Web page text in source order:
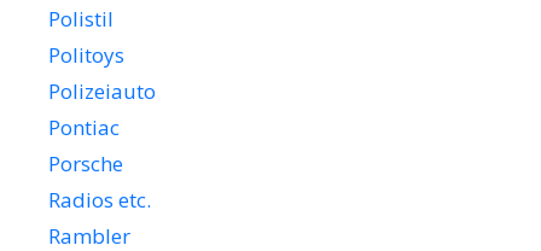
Polistil
Politoys
Polizeiauto
Pontiac
Porsche
Radios etc.
Rambler